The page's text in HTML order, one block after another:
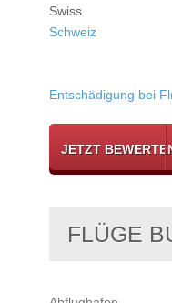
Swiss
Schweiz
Entschädigung bei
JETZT
FLÜGE